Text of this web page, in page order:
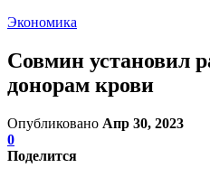
Экономика
Совмин установил
донорам крови
Опубликовано Апр 30, 2023
0
Поделится